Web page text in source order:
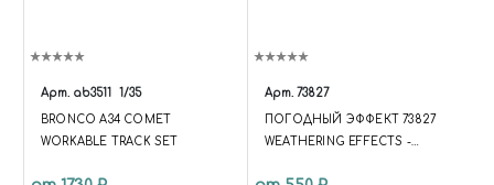
Арт. ab3511 1/35
BRONCO A34 COMET
WORKABLE TRACK SET
Арт. 73827
ПОГОДНЫЙ ЭФФЕКТ 73827
WEATHERING EFFECTS -